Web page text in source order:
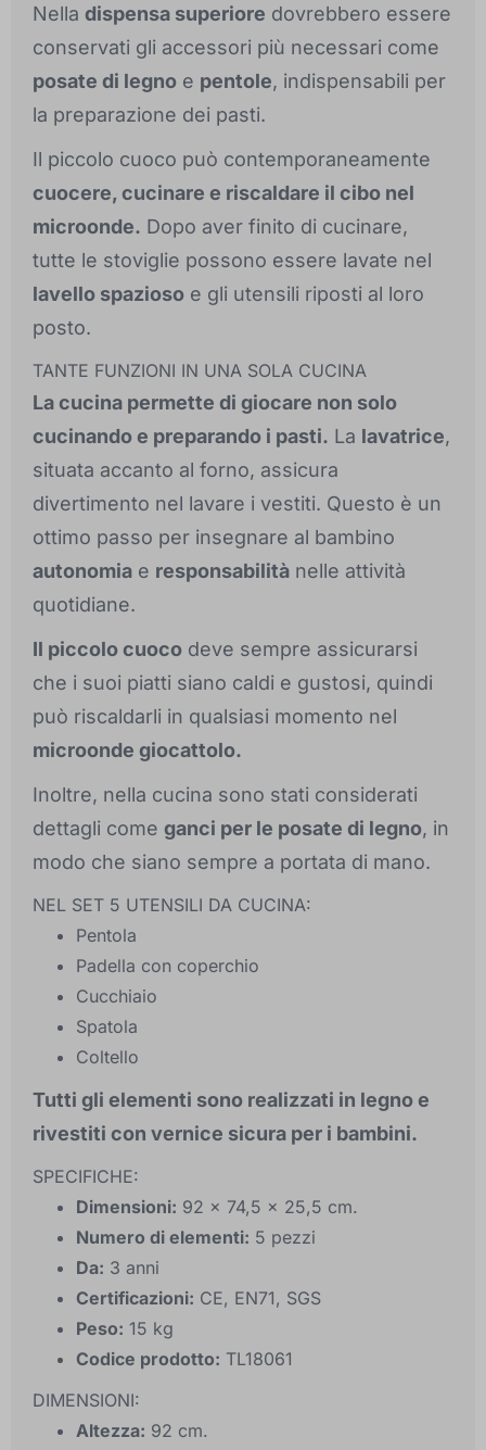
Nella dispensa superiore dovrebbero essere
conservati gli accessori più necessari come
posate di legno e pentole, indispensabili per
la preparazione dei pasti.
Il piccolo cuoco può contemporaneamente
cuocere, cucinare e riscaldare il cibo nel
microonde. Dopo aver finito di cucinare,
tutte le stoviglie possono essere lavate nel
lavello spazioso e gli utensili riposti al loro
posto.
TANTE FUNZIONI IN UNA SOLA CUCINA
La cucina permette di giocare non solo
cucinando e preparando i pasti. La lavatrice,
situata accanto al forno, assicura
divertimento nel lavare i vestiti. Questo è un
ottimo passo per insegnare al bambino
autonomia e responsabilità nelle attività
quotidiane.
Il piccolo cuoco deve sempre assicurarsi
che i suoi piatti siano caldi e gustosi, quindi
può riscaldarli in qualsiasi momento nel
microonde giocattolo.
Inoltre, nella cucina sono stati considerati
dettagli come ganci per le posate di legno, in
modo che siano sempre a portata di mano.
NEL SET 5 UTENSILI DA CUCINA:
Pentola
Padella con coperchio
Cucchiaio
Spatola
Coltello
Tutti gli elementi sono realizzati in legno e
rivestiti con vernice sicura per i bambini.
SPECIFICHE:
Dimensioni: 92 x 74,5 x 25,5 cm.
Numero di elementi: 5 pezzi
Da: 3 anni
Certificazioni: CE, EN71, SGS
Peso: 15 kg
Codice prodotto: TL18061
DIMENSIONI:
Altezza: 92 cm.